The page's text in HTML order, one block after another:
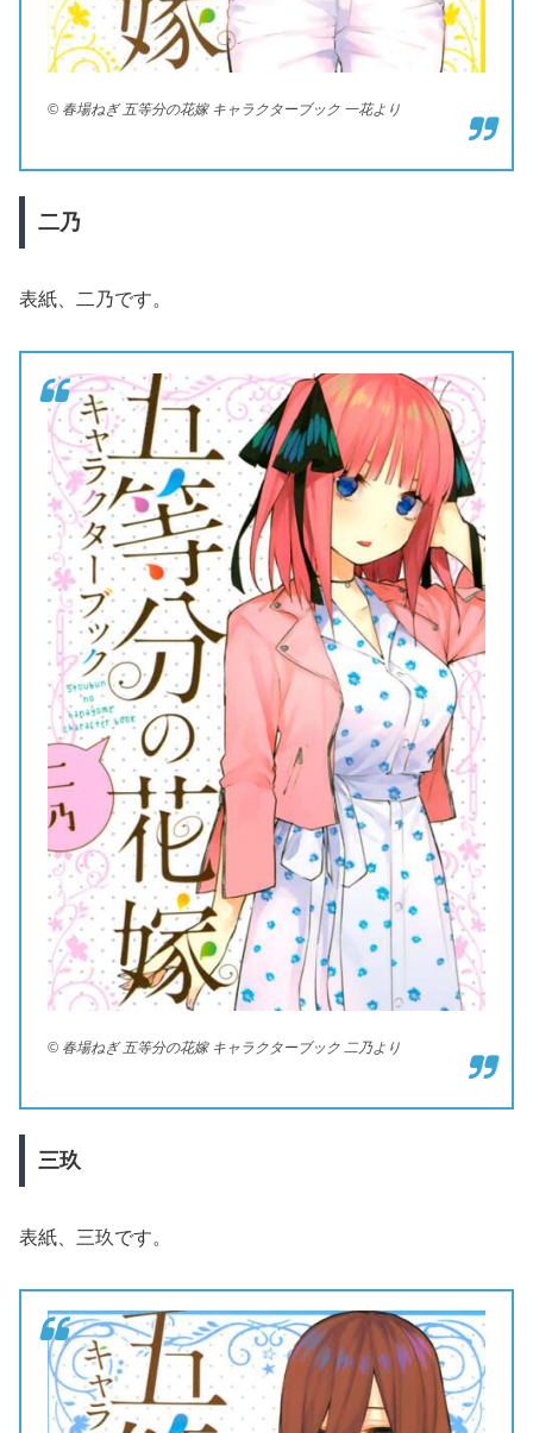
© 春場ねぎ 五等分の花嫁 キャラクターブック 一花より
二乃
表紙、二乃です。
© 春場ねぎ 五等分の花嫁 キャラクターブック 二乃より
三玖
表紙、三玖です。